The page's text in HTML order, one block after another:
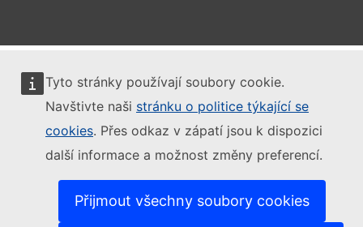
Tyto stránky používají soubory cookie.
Navštivte naši stránku o politice týkající se
cookies. Přes odkaz v zápatí jsou k dispozici
další informace a možnost změny preferencí.
Přijmout všechny soubory cookies